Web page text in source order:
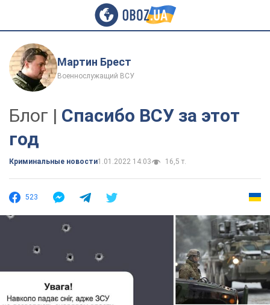
Мартин Брест
Военнослужащий ВСУ
Блог | Спасибо ВСУ за этот
год
Криминальные новости1.01.2022 14:03 16,5 т.
523